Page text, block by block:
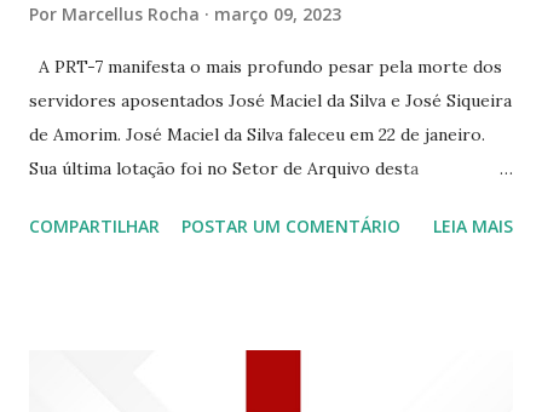
Por Marcellus Rocha março 09, 2023
A PRT-7 manifesta o mais profundo pesar pela morte dos
servidores aposentados José Maciel da Silva e José Siqueira
de Amorim. José Maciel da Silva faleceu em 22 de janeiro.
Sua última lotação foi no Setor de Arquivo desta
Siqueira Amorim faleceu em 28 de fevereiro e encerrou a
COMPARTILHAR POSTAR UM COMENTÁRIO LEIA MAIS